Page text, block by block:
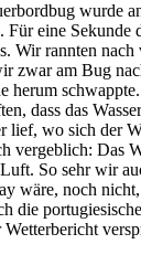
wurde
eine
Wir rannten
zwar am Bug
herum
dass das
lief, wo sich der
vergeblich: Das
So sehr wir
wäre, noch
die